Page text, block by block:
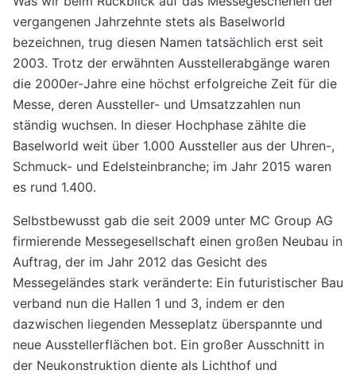
vergangenen Jahrzehnte stets als Baselworld
bezeichnen, trug diesen Namen tatsächlich erst seit
2003. Trotz der erwähnten Ausstellerabgänge waren
die 2000er-Jahre eine höchst erfolgreiche Zeit für die
Messe, deren Aussteller- und Umsatzzahlen nun
ständig wuchsen. In dieser Hochphase zählte die
Baselworld weit über 1.000 Aussteller aus der Uhren-,
Schmuck- und Edelsteinbranche; im Jahr 2015 waren
es rund 1.400.
Selbstbewusst gab die seit 2009 unter MC Group AG
firmierende Messegesellschaft einen großen Neubau in
Auftrag, der im Jahr 2012 das Gesicht des
Messegeländes stark veränderte: Ein futuristischer Bau
verband nun die Hallen 1 und 3, indem er den
dazwischen liegenden Messeplatz überspannte und
neue Ausstellerflächen bot. Ein großer Ausschnitt in
der Neukonstruktion diente als Lichthof und